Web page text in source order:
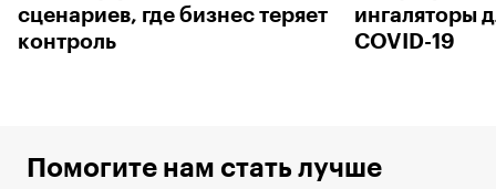
сценариев, где бизнес теряет
контроль
ингаляторы
COVID-19
Помогите нам стать лучше